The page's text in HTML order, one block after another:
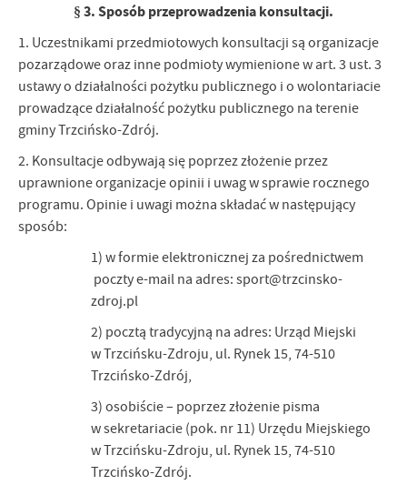
§ 3. Sposób przeprowadzenia konsultacji.
1. Uczestnikami przedmiotowych konsultacji są organizacje
pozarządowe oraz inne podmioty wymienione w art. 3 ust. 3
ustawy o działalności pożytku publicznego i o wolontariacie
prowadzące działalność pożytku publicznego na terenie
gminy Trzcińsko-Zdrój.
2. Konsultacje odbywają się poprzez złożenie przez
uprawnione organizacje opinii i uwag w sprawie rocznego
programu. Opinie i uwagi można składać w następujący
sposób:
1) w formie elektronicznej za pośrednictwem
poczty e-mail na adres: sport@trzcinsko-
zdroj.pl
2) pocztą tradycyjną na adres: Urząd Miejski
w Trzcińsku-Zdroju, ul. Rynek 15, 74-510
Trzcińsko-Zdrój,
3) osobiście – poprzez złożenie pisma
w sekretariacie (pok. nr 11) Urzędu Miejskiego
w Trzcińsku-Zdroju, ul. Rynek 15, 74-510
Trzcińsko-Zdrój.